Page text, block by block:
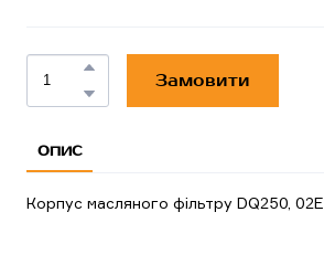
Замовити
ОПИС
Корпус масляного фільтру DQ250, 02E